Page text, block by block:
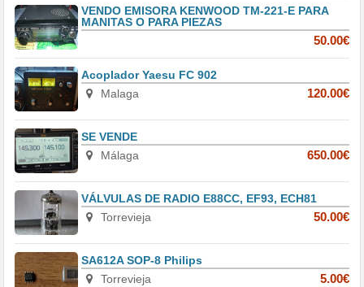
VENDO EMISORA KENWOOD TM-221-E PARA
MANITAS O PARA PIEZAS
50.00€
Acoplador Yaesu FC 902
Malaga
120.00€
SE VENDE
Málaga
650.00€
VÁLVULAS DE RADIO E88CC, EF93, ECH81
Torrevieja
50.00€
SA612A SOP-8 Philips
Torrevieja
5.00€